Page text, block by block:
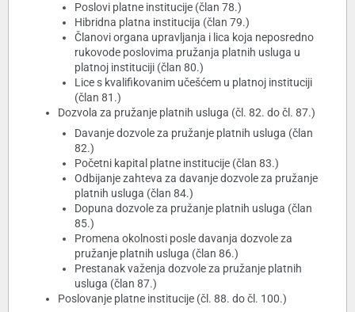
Poslovi platne institucije (član 78.)
Hibridna platna institucija (član 79.)
Članovi organa upravljanja i lica koja neposredno
rukovode poslovima pružanja platnih usluga u
platnoj instituciji (član 80.)
Lice s kvalifikovanim učešćem u platnoj instituciji
(član 81.)
Dozvola za pružanje platnih usluga (čl. 82. do čl. 87.)
Davanje dozvole za pružanje platnih usluga (član
82.)
Početni kapital platne institucije (član 83.)
Odbijanje zahteva za davanje dozvole za pružanje
platnih usluga (član 84.)
Dopuna dozvole za pružanje platnih usluga (član
85.)
Promena okolnosti posle davanja dozvole za
pružanje platnih usluga (član 86.)
Prestanak važenja dozvole za pružanje platnih
usluga (član 87.)
Poslovanje platne institucije (čl. 88. do čl. 100.)